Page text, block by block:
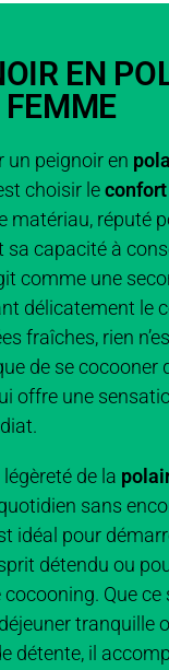
EN
FEMME
un peignoir en
choisir leconfort
matériau, réputé
sa capacité à
comme une
délicatement le
fraîches, rien
de se cocooner
offre une
de la
sans
idéal pour
détendu ou
cocooning. Que ce
tranquille
détente, il